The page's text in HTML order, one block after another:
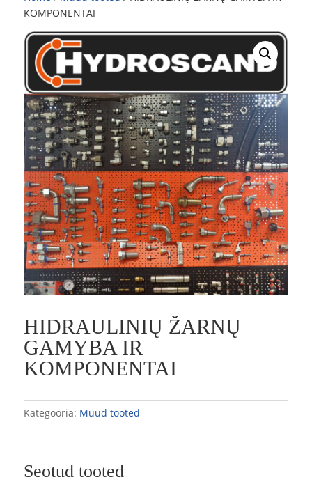
KOMPONENTAI
HIDRAULINIŲ ŽARNŲ
GAMYBA IR
KOMPONENTAI
Kategooria: Muud tooted
Seotud tooted